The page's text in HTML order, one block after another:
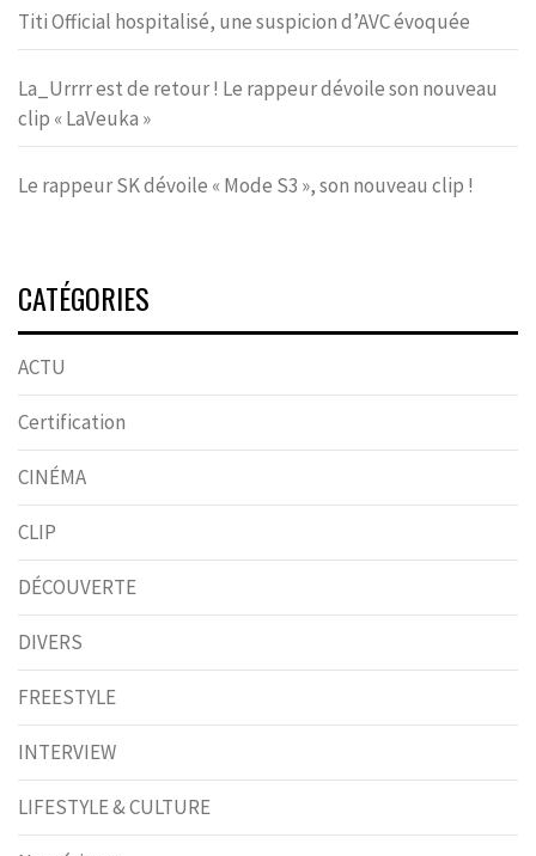
Titi Official hospitalisé, une suspicion d’AVC évoquée
La_Urrrr est de retour ! Le rappeur dévoile son nouveau
clip « LaVeuka »
Le rappeur SK dévoile « Mode S3 », son nouveau clip !
CATÉGORIES
ACTU
Certification
CINÉMA
CLIP
DÉCOUVERTE
DIVERS
FREESTYLE
INTERVIEW
LIFESTYLE & CULTURE